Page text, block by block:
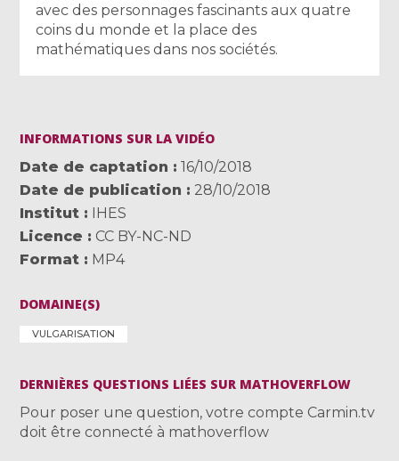
avec des personnages fascinants aux quatre
coins du monde et la place des
mathématiques dans nos sociétés.
INFORMATIONS SUR LA VIDÉO
Date de captation
16/10/2018
Date de publication
28/10/2018
Institut
IHES
Licence
CC BY-NC-ND
Format
MP4
DOMAINE(S)
VULGARISATION
DERNIÈRES QUESTIONS LIÉES SUR MATHOVERFLOW
Pour poser une question, votre compte Carmin.tv
doit être connecté à mathoverflow